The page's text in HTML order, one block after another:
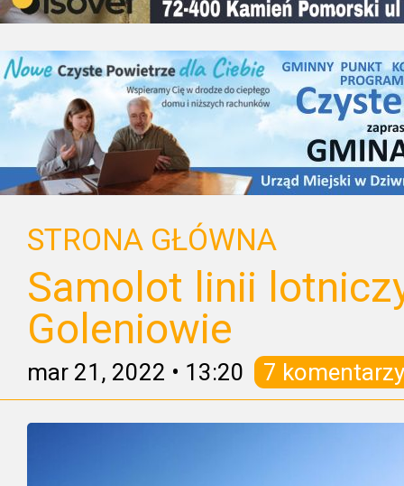
STRONA GŁÓWNA
Samolot linii
Goleniowie
mar 21, 2022 • 13:20 7 komentarzy